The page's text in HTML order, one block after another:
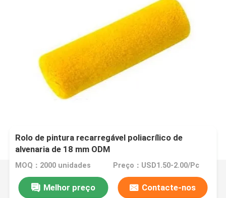
Rolo de pintura recarregável poliacrílico de
alvenaria de 18 mm ODM
MOQ：2000 unidades Preço：USD1.50-2.00/Pc
Melhor preço Contacte-nos